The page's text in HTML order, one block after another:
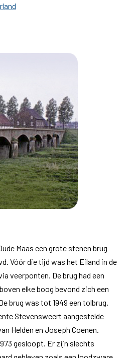
Maas een grote stenen brug
Vóór die tijd was het Eiland in de
veerponten. De brug had een
elke boog bevond zich een
brug was tot 1949 een tolbrug.
Stevensweert aangestelde
Helden en Joseph Coenen.
gesloopt. Er zijn slechts